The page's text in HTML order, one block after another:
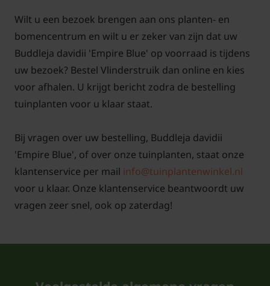
Wilt u een bezoek brengen aan ons planten- en
bomencentrum en wilt u er zeker van zijn dat uw
Buddleja davidii 'Empire Blue' op voorraad is tijdens
uw bezoek? Bestel Vlinderstruik dan online en kies
voor afhalen. U krijgt bericht zodra de bestelling
tuinplanten voor u klaar staat.
Bij vragen over uw bestelling, Buddleja davidii
'Empire Blue', of over onze tuinplanten, staat onze
klantenservice per mail info@tuinplantenwinkel.nl
voor u klaar. Onze klantenservice beantwoordt uw
vragen zeer snel, ook op zaterdag!